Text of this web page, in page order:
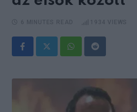
WhatsappReddit